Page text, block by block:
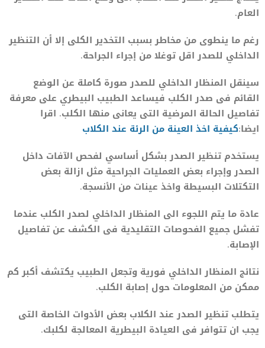
العام.
رغم ما ينطوى من مخاطر بسبب التخدير الكلى إلا أن التنظير
الداخلي للصدر اقل توغلا من إجراء الجراحة.
سينقل المنظار الداخلي للصدر صورة كاملة عن الوضع
القائم فى صدر الكلب فيساعد الطبيب البيطري على معرفة
تفاصيل الحالة المرضية التى يعانى منها الكلب. اقرا
ايضا:كيفية اخذ العينة من الرئة عند الكلاب
يستخدم تنظير الصدر بشكل أساسي لفحص الآفات داخل
الصدر وإجراء بعض العمليات الجراحية مثل ازالة بعض
التكتلات البسيطة واخذ عينات من الأنسجة.
عادة ما يتم اللجوء الى المنظار الداخلي لصدر الكلب عندما
تفشل جميع الفحوصات التقليدية فى الكشف عن تفاصيل
الإصابة.
نتائج المنظار الداخلي فورية وتجعل الطبيب يكتشف أكبر كم
ممكن من المعلومات حول إصابة الكلب.
يتطلب تنظير الصدر عند الكلاب بعض الأدوات الخاصة التى
يجب ان تتوافر فى العيادة البيطرية المعالجة لكلبك.